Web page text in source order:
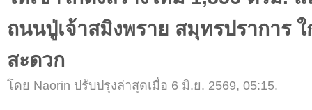
ถนนปู่เจ้าสมิงพราย สมุทรปราการ ใ
สะดวก
โดย Naorin ปรับปรุงล่าสุดเมื่อ 6 มิ.ย. 2569, 05:15.